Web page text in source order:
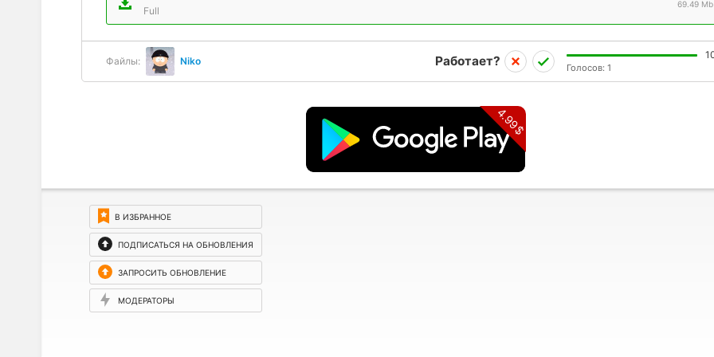
Full
69.49 Mb
Файлы: Niko Работает? Голосов: 1
4.99$
В ИЗБРАННОЕ
ПОДПИСАТЬСЯ НА ОБНОВЛЕНИЯ
ЗАПРОСИТЬ ОБНОВЛЕНИЕ
МОДЕРАТОРЫ